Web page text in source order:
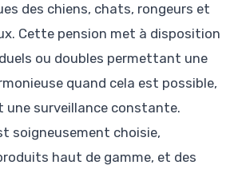
des chiens, chats, rongeurs et
Cette pension met à disposition
ou doubles permettant une
quand cela est possible,
surveillance constante.
soigneusement choisie,
haut de gamme, et des